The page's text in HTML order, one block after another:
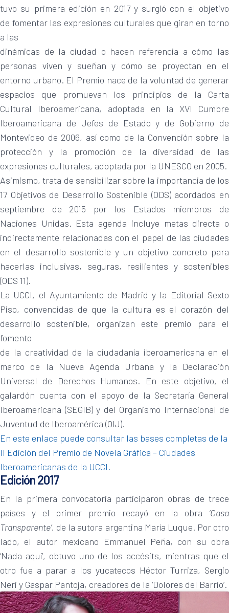
tuvo su primera edición en 2017 y surgió con el objetivo
de fomentar las expresiones culturales que giran en torno
a las
dinámicas de la ciudad o hacen referencia a cómo las
personas viven y sueñan y cómo se proyectan en el
entorno urbano. El Premio nace de la voluntad de generar
espacios que promuevan los principios de la Carta
Cultural Iberoamericana, adoptada en la XVI Cumbre
Iberoamericana de Jefes de Estado y de Gobierno de
Montevideo de 2006, así como de la Convención sobre la
protección y la promoción de la diversidad de las
expresiones culturales, adoptada por la UNESCO en 2005.
Asimismo, trata de sensibilizar sobre la importancia de los
17 Objetivos de Desarrollo Sostenible (ODS) acordados en
septiembre de 2015 por los Estados miembros de
Naciones Unidas. Esta agenda incluye metas directa o
indirectamente relacionadas con el papel de las ciudades
en el desarrollo sostenible y un objetivo concreto para
hacerlas inclusivas, seguras, resilientes y sostenibles
(ODS 11).
La UCCI, el Ayuntamiento de Madrid y la Editorial Sexto
Piso, convencidas de que la cultura es el corazón del
desarrollo sostenible, organizan este premio para el
fomento
de la creatividad de la ciudadanía iberoamericana en el
marco de la Nueva Agenda Urbana y la Declaración
Universal de Derechos Humanos. En este objetivo, el
galardón cuenta con el apoyo de la Secretaría General
Iberoamericana (SEGIB) y del Organismo Internacional de
Juventud de Iberoamérica (OIJ).
En este enlace puede consultar las bases completas de la
II Edición del Premio de Novela Gráfica – Ciudades
Iberoamericanas de la UCCI.
Edición 2017
En la primera convocatoria participaron obras de trece
países y el primer premio recayó en la obra ‘Casa
Transparente’, de la autora argentina María Luque. Por otro
lado, el autor mexicano Emmanuel Peña, con su obra
‘Nada aquí’, obtuvo uno de los accésits, mientras que el
otro fue a parar a los yucatecos Héctor Turriza, Sergio
Neri y Gaspar Pantoja, creadores de la ‘Dolores del Barrio’.